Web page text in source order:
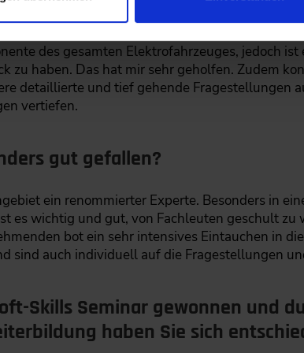
des gesamten Elektrofahrzeuges, jedoch ist
haben. Das hat mir sehr geholfen. Zudem
detaillierte und tief gehende Fragestellungen
vertiefen.
gut gefallen?
ein renommierter Experte. Besonders in
es wichtig und gut, von Fachleuten geschult zu
bot ein sehr intensives Eintauchen in
sind auch individuell auf die Fragestellungen
Skills Seminar gewonnen und
haben Sie sich